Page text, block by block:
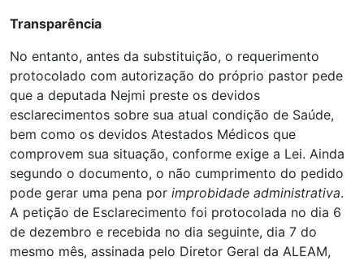
Transparência
No entanto, antes da substituição, o requerimento
protocolado com autorização do próprio pastor pede
que a deputada Nejmi preste os devidos
esclarecimentos sobre sua atual condição de Saúde,
bem como os devidos Atestados Médicos que
comprovem sua situação, conforme exige a Lei. Ainda
segundo o documento, o não cumprimento do pedido
pode gerar uma pena por improbidade administrativa.
A petição de Esclarecimento foi protocolada no dia 6
de dezembro e recebida no dia seguinte, dia 7 do
mesmo mês, assinada pelo Diretor Geral da ALEAM,